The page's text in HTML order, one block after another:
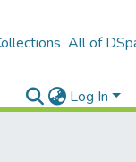
All of
Log In